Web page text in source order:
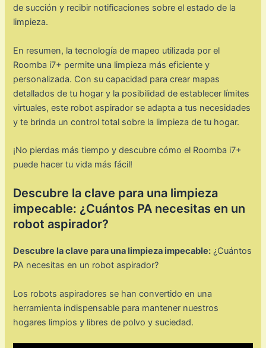
de succión y recibir notificaciones sobre el estado de la
limpieza.
En resumen, la tecnología de mapeo utilizada por el
Roomba i7+ permite una limpieza más eficiente y
personalizada. Con su capacidad para crear mapas
detallados de tu hogar y la posibilidad de establecer límites
virtuales, este robot aspirador se adapta a tus necesidades
y te brinda un control total sobre la limpieza de tu hogar.
¡No pierdas más tiempo y descubre cómo el Roomba i7+
puede hacer tu vida más fácil!
Descubre la clave para una limpieza
impecable: ¿Cuántos PA necesitas en un
robot aspirador?
Descubre la clave para una limpieza impecable: ¿Cuántos
PA necesitas en un robot aspirador?
Los robots aspiradores se han convertido en una
herramienta indispensable para mantener nuestros
hogares limpios y libres de polvo y suciedad.